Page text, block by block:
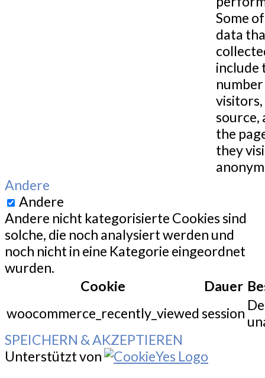
Some
data
include
source,
the
they
Andere
Andere
Andere nicht kategorisierte Cookies sind
solche, die noch analysiert werden und
noch nicht in eine Kategorie eingeordnet
wurden.
Cookie
Dauer
woocommerce_recently_viewedsession
SPEICHERN & AKZEPTIEREN
Unterstützt von